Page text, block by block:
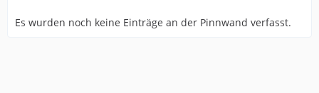
Es wurden noch keine Einträge an der Pinnwand verfasst.